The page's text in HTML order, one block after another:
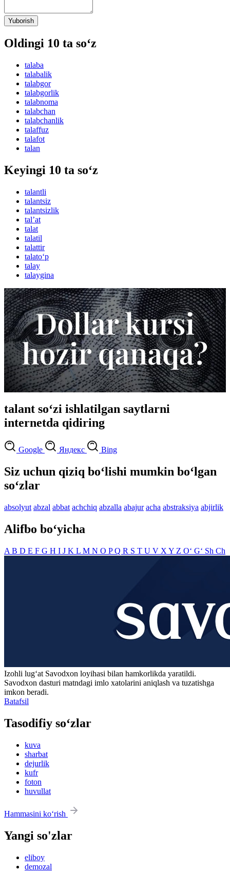
Yuborish
Oldingi 10 ta so‘z
talaba
talabalik
talabgor
talabgorlik
talabnoma
talabchan
talabchanlik
talaffuz
talafot
talan
Keyingi 10 ta so‘z
talantli
talantsiz
talantsizlik
talʼat
talat
talatil
talattir
talato‘p
talay
talaygina
talant so‘zi ishlatilgan saytlarni
internetda qidiring
Google Яндекс Bing
Siz uchun qiziq bo‘lishi mumkin bo‘lgan
so‘zlar
absolyut abzal abbat achchiq abzalla abajur acha abstraksiya abjirlik
Alifbo bo‘yicha
A B D E F G H I J K L M N O PQ R S T U V X Y Z O‘ G‘ Sh Ch
Izohli lugʻat Savodxon loyihasi bilan hamkorlikda yaratildi.
Savodxon dasturi matndagi imlo xatolarini aniqlash va tuzatishga
imkon beradi.
Batafsil
Tasodifiy so‘zlar
kuva
sharbat
dejurlik
kufr
foton
huvullat
Hammasini ko‘rish
Yangi so'zlar
eliboy
demozal